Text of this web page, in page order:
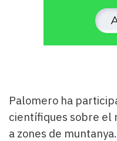
Palomero ha
científiques sobre el
a zones de